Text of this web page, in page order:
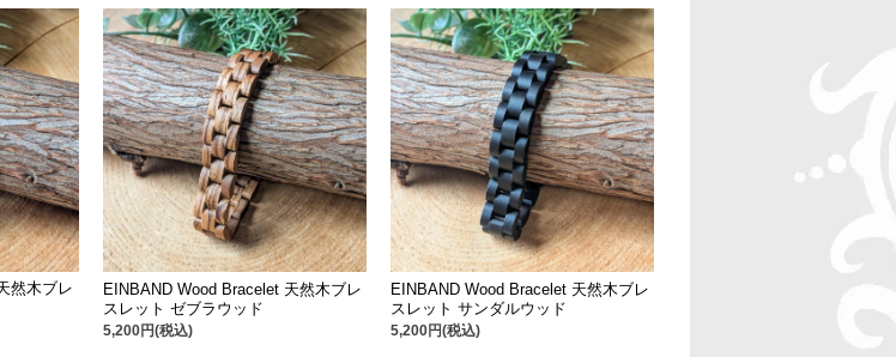
然木ブレ
EINBAND Wood Bracelet 天然木ブレ
スレット ゼブラウッド
5,200円(税込)
EINBAND Wood Bracelet 天然木ブレ
スレット サンダルウッド
5,200円(税込)